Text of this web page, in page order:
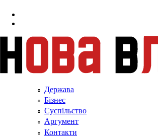
Держава
Бізнес
Суспільство
Аргумент
Контакти